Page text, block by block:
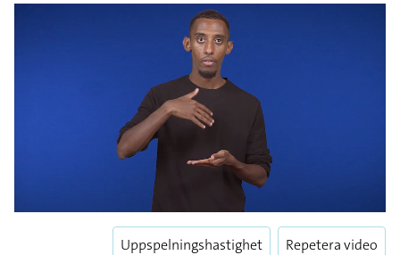
Uppspelningshastighet Repetera video